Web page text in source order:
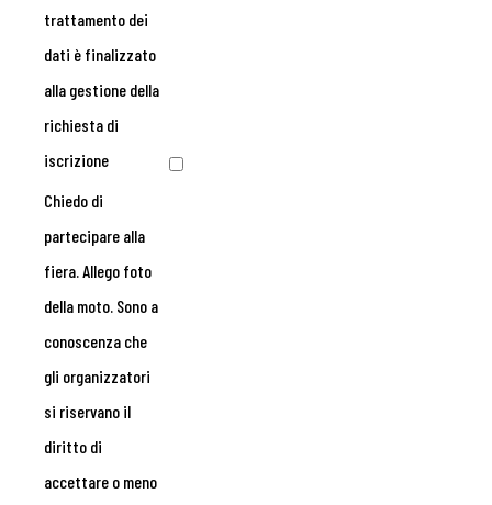
trattamento dei
dati è finalizzato
alla gestione della
richiesta di
iscrizione
Chiedo di
partecipare alla
fiera. Allego foto
della moto. Sono a
conoscenza che
gli organizzatori
si riservano il
diritto di
accettare o meno